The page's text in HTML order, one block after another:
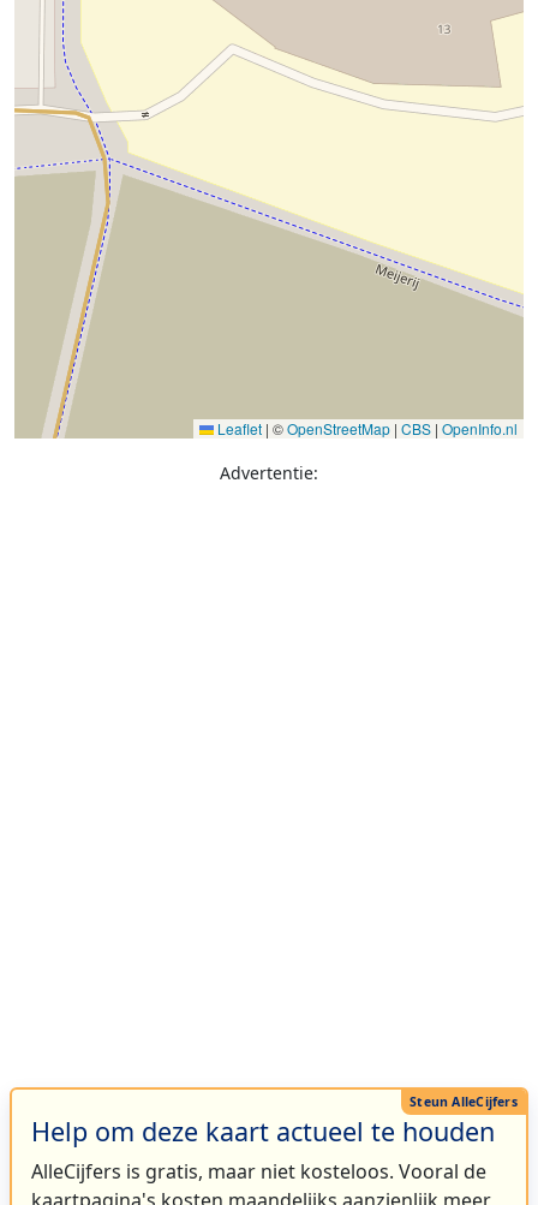
Leaflet | ©OpenStreetMap | CBS | OpenInfo.nl
Advertentie:
Help om deze kaart actueel te houden
AlleCijfers is gratis, maar niet kosteloos. Vooral de